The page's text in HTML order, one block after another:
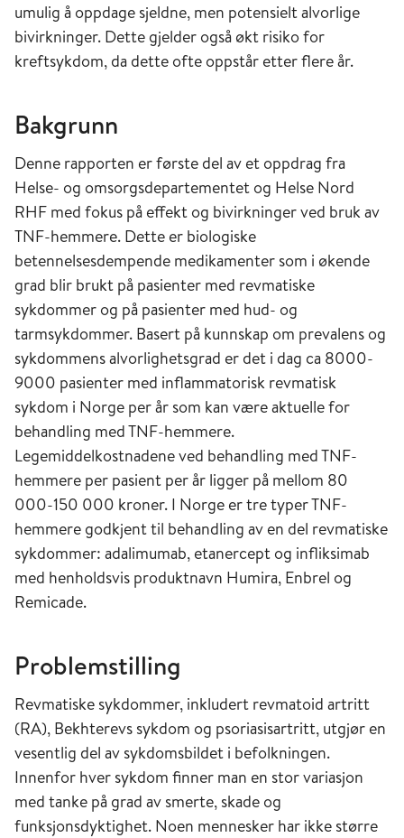
umulig å oppdage sjeldne, men potensielt alvorlige
bivirkninger. Dette gjelder også økt risiko for
kreftsykdom, da dette ofte oppstår etter flere år.
Bakgrunn
Denne rapporten er første del av et oppdrag fra
Helse- og omsorgsdepartementet og Helse Nord
RHF med fokus på effekt og bivirkninger ved bruk av
TNF-hemmere. Dette er biologiske
betennelsesdempende medikamenter som i økende
grad blir brukt på pasienter med revmatiske
sykdommer og på pasienter med hud- og
tarmsykdommer. Basert på kunnskap om prevalens og
sykdommens alvorlighetsgrad er det i dag ca 8000-
9000 pasienter med inflammatorisk revmatisk
sykdom i Norge per år som kan være aktuelle for
behandling med TNF-hemmere.
Legemiddelkostnadene ved behandling med TNF-
hemmere per pasient per år ligger på mellom 80
000-150 000 kroner. I Norge er tre typer TNF-
hemmere godkjent til behandling av en del revmatiske
sykdommer: adalimumab, etanercept og infliksimab
med henholdsvis produktnavn Humira, Enbrel og
Remicade.
Problemstilling
Revmatiske sykdommer, inkludert revmatoid artritt
(RA), Bekhterevs sykdom og psoriasisartritt, utgjør en
vesentlig del av sykdomsbildet i befolkningen.
Innenfor hver sykdom finner man en stor variasjon
med tanke på grad av smerte, skade og
funksjonsdyktighet. Noen mennesker har ikke større